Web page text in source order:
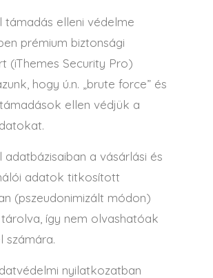
támadás elleni védelme
prémium biztonsági
(iThemes Security Pro)
hogy ú.n. „brute force” és
ellen védjük a
adatbázisaiban a vásárlási és
adatok titkosított
(pszeudonimizált módon)
így nem olvashatóak
számára.
nyilatkozatban